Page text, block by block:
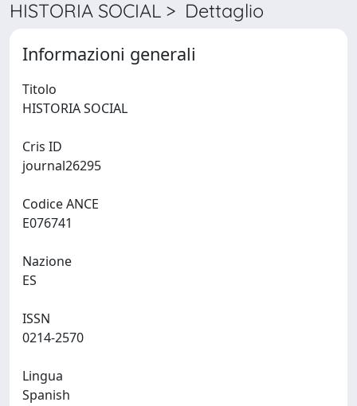
HISTORIA SOCIAL > Dettaglio
Informazioni generali
Titolo
Cris ID
Codice ANCE
Nazione
ISSN
Lingua